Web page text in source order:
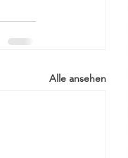
Alle ansehen